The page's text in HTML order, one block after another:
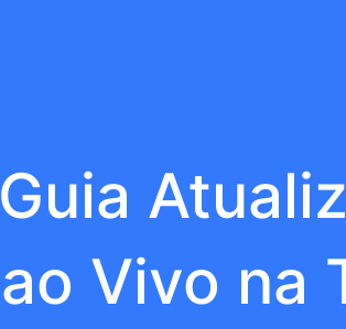
Guia
ao Vivo na